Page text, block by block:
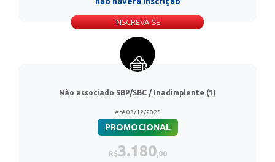
INSCREVA-SE
Não associado SBP/SBC / Inadimplente (1)
Até 03/12/2025
PROMOCIONAL
R$3.180,00